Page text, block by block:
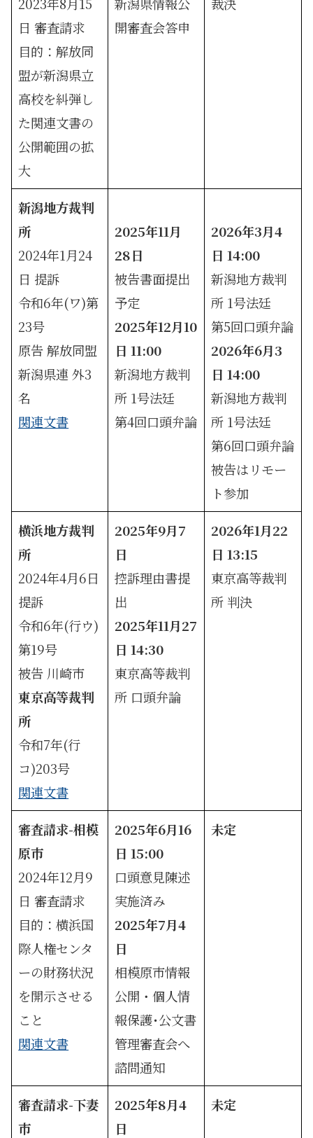
日 審査請求
目的：解放同
盟が新潟県立
高校を糾弾し
た関連文書の
公開範囲の拡
大
開審査会答申
新潟地方裁判
所
2024年1月24
日 提訴
令和6年(ワ)第
23号
原告 解放同盟
新潟県連 外3
名
関連文書
2025年11月
28日
被告書面提出
予定
2025年12月10
日 11:00
新潟地方裁判
所 1号法廷
第4回口頭弁論
2026年3月4
日 14:00
新潟地方裁判
所 1号法廷
第5回口頭弁論
2026年6月3
日 14:00
新潟地方裁判
所 1号法廷
第6回口頭弁論
被告はリモー
ト参加
横浜地方裁判
所
2024年4月6日
提訴
令和6年(行ウ)
第19号
被告 川崎市
東京高等裁判
所
令和7年(行
コ)203号
関連文書
2025年9月7
日
控訴理由書提
出
2025年11月27
日 14:30
東京高等裁判
所 口頭弁論
2026年1月22
日 13:15
東京高等裁判
所 判決
審査請求-相模
原市
2024年12月9
日 審査請求
目的：横浜国
際人権センタ
ーの財務状況
を開示させる
こと
関連文書
2025年6月16
日 15:00
口頭意見陳述
実施済み
2025年7月4
日
相模原市情報
公開・個人情
報保護･公文書
管理審査会へ
諮問通知
未定
審査請求-下妻
市
2025年8月4
日
未定